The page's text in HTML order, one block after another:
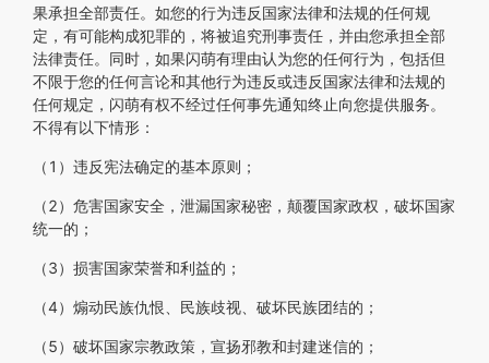
果承担全部责任。如您的行为违反国家法律和法规的任何规
定，有可能构成犯罪的，将被追究刑事责任，并由您承担全部
法律责任。同时，如果闪萌有理由认为您的任何行为，包括但
不限于您的任何言论和其他行为违反或违反国家法律和法规的
任何规定，闪萌有权不经过任何事先通知终止向您提供服务。
不得有以下情形：
（1）违反宪法确定的基本原则；
（2）危害国家安全，泄漏国家秘密，颠覆国家政权，破坏国家
统一的；
（3）损害国家荣誉和利益的；
（4）煽动民族仇恨、民族歧视、破坏民族团结的；
（5）破坏国家宗教政策，宣扬邪教和封建迷信的；